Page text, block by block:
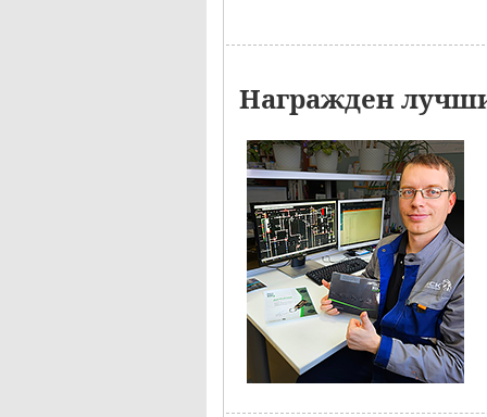
Награжден